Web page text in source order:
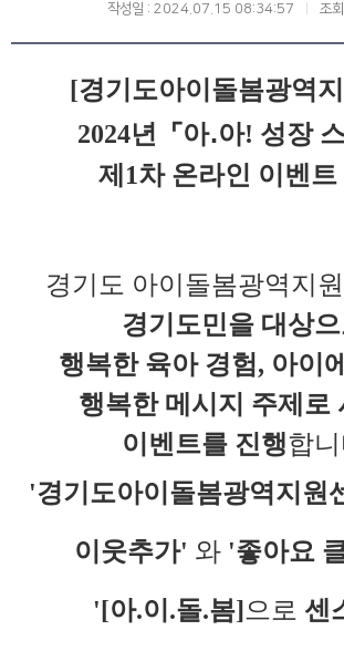
작성일 : 2024.07.15 08:34:57 조
[경기도아이돌봄광역
2024년 ⌜아․아! 성장
제1차 온라인 이벤트
경기도 아이돌봄광역지
경기도민을 대상
행복한 육아 경험, 아이
행복한 메시지 주제로
이벤트를 진행합
'경기도아이돌봄광역지원
이웃추가' 와 '좋아요
'[아.이.돌.봄]으로 센